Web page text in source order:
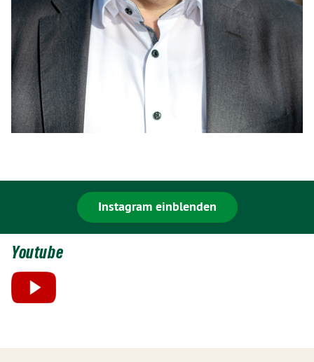
Instagram einblenden
Youtube